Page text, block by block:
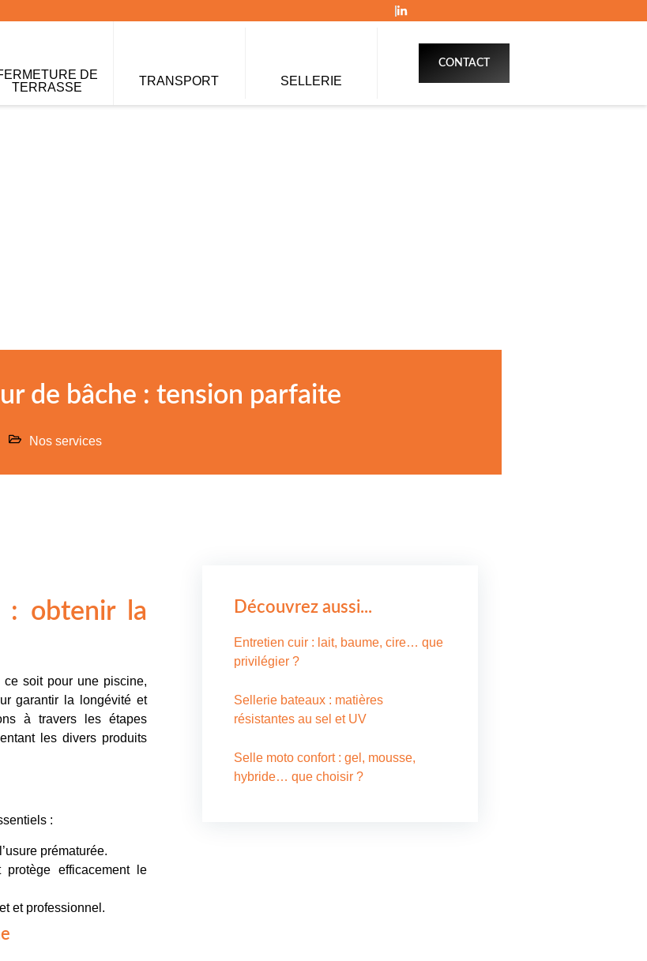
DE
TERRASSE
TRANSPORT SELLERIE
CONTACT
de bâche : tension parfaite
Nos services
: obtenir la
ce soit pour une piscine,
garantir la longévité et
à travers les étapes
les divers produits
:
prématurée.
efficacement le
et professionnel.
Découvrez aussi...
Entretien cuir : lait, baume, cire… que
privilégier ?
Sellerie bateaux : matières
résistantes au sel et UV
Selle moto confort : gel, mousse,
hybride… que choisir ?